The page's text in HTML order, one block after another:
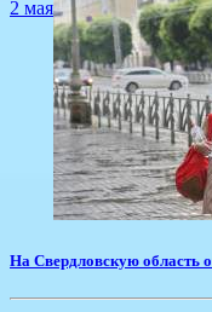
2 мая
На Свердловскую область